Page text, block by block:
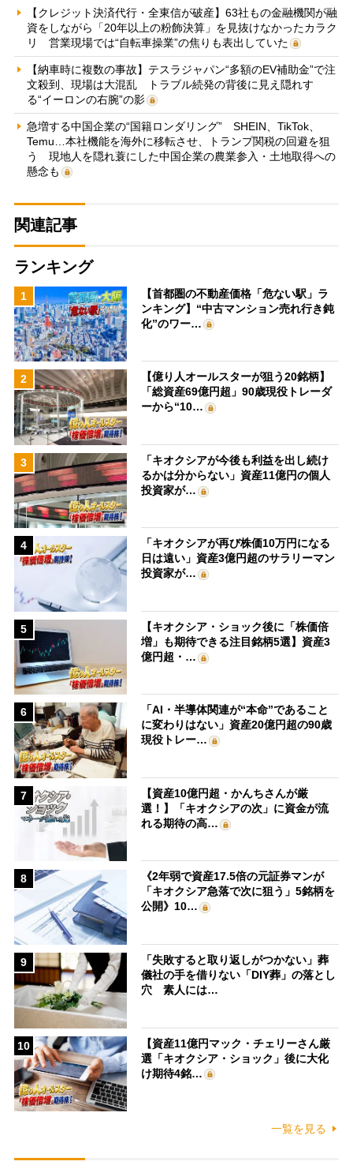
【クレジット決済代行・全東信が破産】63社もの金融機関が融
資をしながら「20年以上の粉飾決算」を見抜けなかったカラク
リ 営業現場では“自転車操業”の焦りも表出していた
【納車時に複数の事故】テスラジャパン“多額のEV補助金”で注
文殺到、現場は大混乱 トラブル続発の背後に見え隠れす
る“イーロンの右腕”の影
急増する中国企業の“国籍ロンダリング” SHEIN、TikTok、
Temu…本社機能を海外に移転させ、トランプ関税の回避を狙
う 現地人を隠れ蓑にした中国企業の農業参入・土地取得への
懸念も
関連記事
ランキング
1
【首都圏の不動産価格「危ない駅」ラ
ンキング】“中古マンション売れ行き鈍
化”のワー…
2
【億り人オールスターが狙う20銘柄】
「総資産69億円超」90歳現役トレーダ
ーから“10…
3
「キオクシアが今後も利益を出し続け
るかは分からない」資産11億円の個人
投資家が…
4
「キオクシアが再び株価10万円になる
日は遠い」資産3億円超のサラリーマン
投資家が…
5
【キオクシア・ショック後に「株価倍
増」も期待できる注目銘柄5選】資産3
億円超・…
6
「AI・半導体関連が“本命”であること
に変わりはない」資産20億円超の90歳
現役トレー…
7
【資産10億円超・かんちさんが厳
選！】「キオクシアの次」に資金が流
れる期待の高…
8
《2年弱で資産17.5倍の元証券マンが
「キオクシア急落で次に狙う」5銘柄を
公開》10…
9
「失敗すると取り返しがつかない」葬
儀社の手を借りない「DIY葬」の落とし
穴 素人には…
10
【資産11億円マック・チェリーさん厳
選「キオクシア・ショック」後に大化
け期待4銘…
一覧を見る